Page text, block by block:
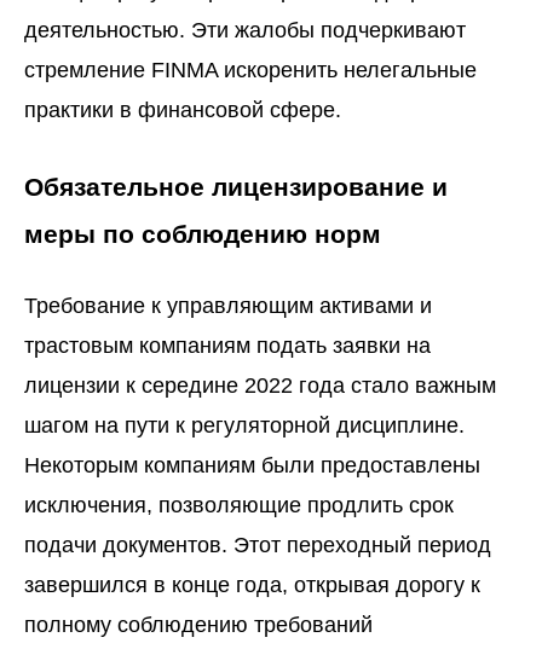
деятельностью. Эти жалобы подчеркивают
стремление FINMA искоренить нелегальные
практики в финансовой сфере.
Обязательное лицензирование и
меры по соблюдению норм
Требование к управляющим активами и
трастовым компаниям подать заявки на
лицензии к середине 2022 года стало важным
шагом на пути к регуляторной дисциплине.
Некоторым компаниям были предоставлены
исключения, позволяющие продлить срок
подачи документов. Этот переходный период
завершился в конце года, открывая дорогу к
полному соблюдению требований